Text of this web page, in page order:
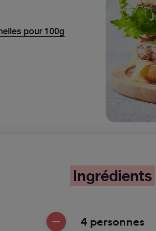
pour 100g
Ingrédients
ENLEVER UNE PERSONNE
4 personnes